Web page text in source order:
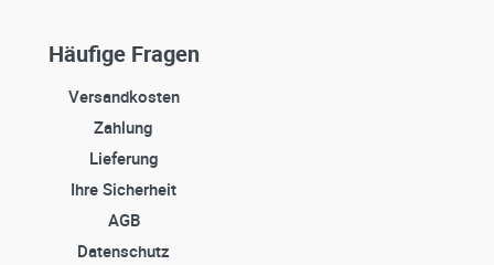
Häufige Fragen
Versandkosten
Zahlung
Lieferung
Ihre Sicherheit
AGB
Datenschutz